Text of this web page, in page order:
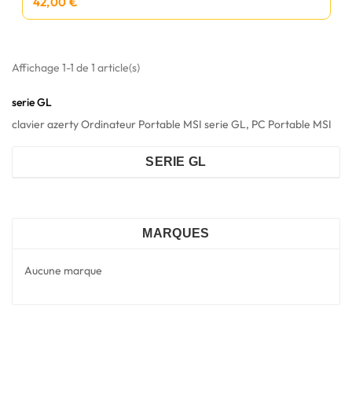
Affichage 1-1 de 1 article(s)
serie GL
clavier azerty Ordinateur Portable MSI serie GL, PC Portable MSI
SERIE GL
MARQUES
Aucune marque